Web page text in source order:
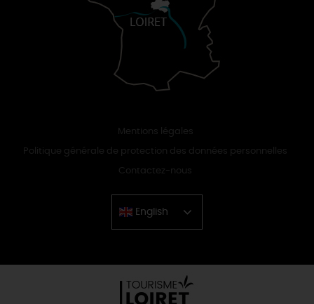
Mentions légales
Politique générale de protection des données personnelles
Contactez-nous
English
Chinese